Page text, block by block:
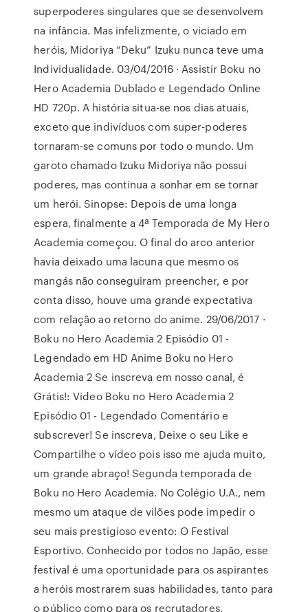
superpoderes singulares que se desenvolvem
na infância. Mas infelizmente, o viciado em
heróis, Midoriya “Deku” Izuku nunca teve uma
Individualidade. 03/04/2016 · Assistir Boku no
Hero Academia Dublado e Legendado Online
HD 720p. A história situa-se nos dias atuais,
exceto que indivíduos com super-poderes
tornaram-se comuns por todo o mundo. Um
garoto chamado Izuku Midoriya não possui
poderes, mas continua a sonhar em se tornar
um herói. Sinopse: Depois de uma longa
espera, finalmente a 4ª Temporada de My Hero
Academia começou. O final do arco anterior
havia deixado uma lacuna que mesmo os
mangás não conseguiram preencher, e por
conta disso, houve uma grande expectativa
com relação ao retorno do anime. 29/06/2017 ·
Boku no Hero Academia 2 Episódio 01 -
Legendado em HD Anime Boku no Hero
Academia 2 Se inscreva em nosso canal, é
Grátis!: Video Boku no Hero Academia 2
Episódio 01 - Legendado Comentário e
subscrever! Se inscreva, Deixe o seu Like e
Compartilhe o vídeo pois isso me ajuda muito,
um grande abraço! Segunda temporada de
Boku no Hero Academia. No Colégio U.A., nem
mesmo um ataque de vilões pode impedir o
seu mais prestigioso evento: O Festival
Esportivo. Conhecido por todos no Japão, esse
festival é uma oportunidade para os aspirantes
a heróis mostrarem suas habilidades, tanto para
o público como para os recrutadores.